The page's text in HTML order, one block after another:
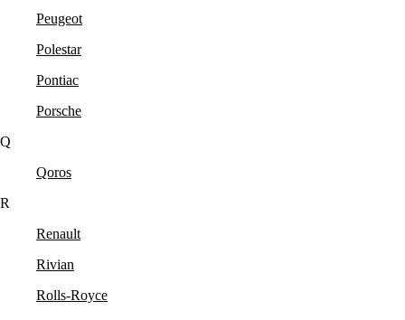
Peugeot
Polestar
Pontiac
Porsche
Q
Qoros
R
Renault
Rivian
Rolls-Royce